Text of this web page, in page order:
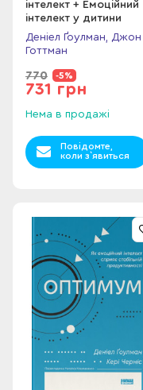
інтелект + Емоційний
інтелект у дитини
Деніел Ґоулман, Джон
Готтман
770 -5%
731 грн
Нема в продажі
Повідомте,
коли з`явиться